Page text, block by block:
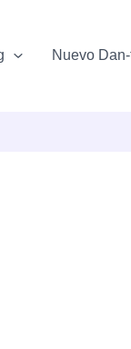
Nuevo